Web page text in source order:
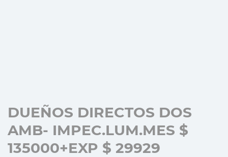
DUEÑOS DIRECTOS DOS
AMB- IMPEC.LUM.MES $
135000+EXP $ 29929